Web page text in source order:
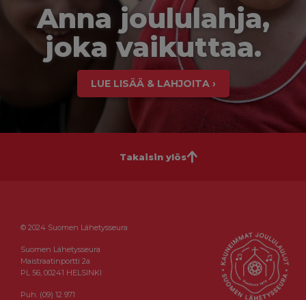
Anna joululahja,
joka vaikuttaa.
LUE LISÄÄ & LAHJOITA ›
Takaisin ylös
© 2024 Suomen Lähetysseura
Suomen Lähetysseura
Maistraatinportti 2a
PL 56, 00241 HELSINKI
Puh. (09) 12 971